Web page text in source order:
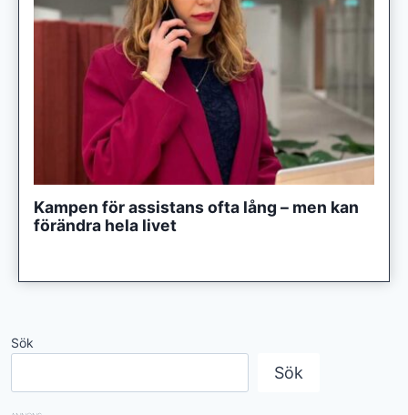
Kampen för assistans ofta lång – men kan
förändra hela livet
Sök
Sök